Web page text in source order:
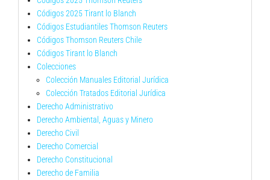
Códigos 2025 Tirant lo Blanch
Códigos Estudiantiles Thomson Reuters
Códigos Thomson Reuters Chile
Códigos Tirant lo Blanch
Colecciones
Colección Manuales Editorial Jurídica
Colección Tratados Editorial Jurídica
Derecho Administrativo
Derecho Ambiental, Aguas y Minero
Derecho Civil
Derecho Comercial
Derecho Constitucional
Derecho de Familia